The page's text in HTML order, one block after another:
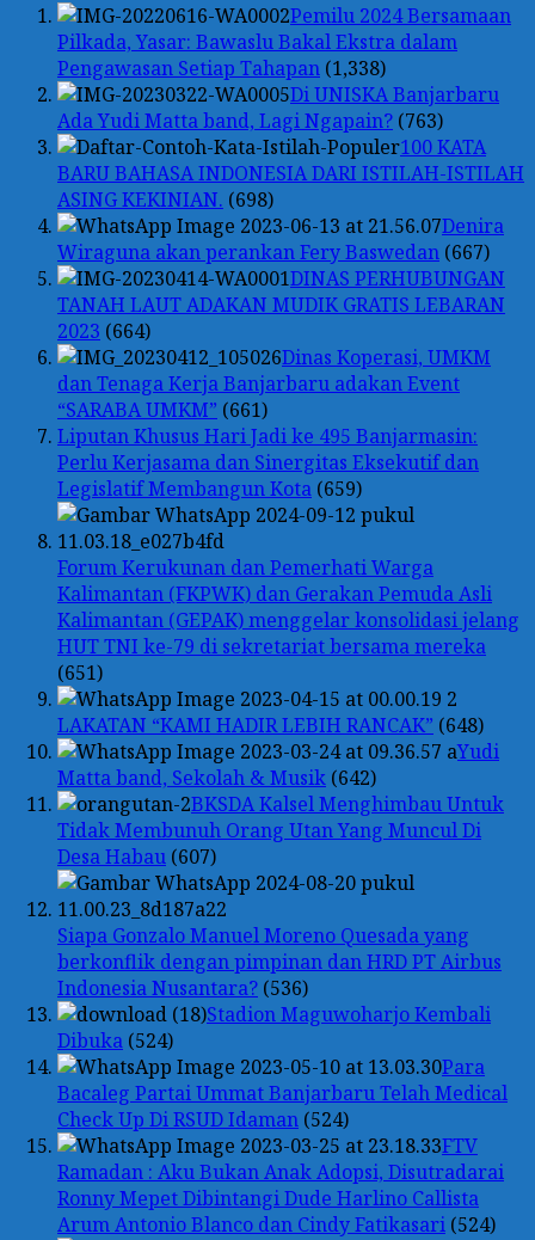
Pemilu 2024 Bersamaan
Pilkada, Yasar: Bawaslu Bakal Ekstra dalam
Pengawasan Setiap Tahapan (1,338)
Di UNISKA Banjarbaru
Ada Yudi Matta band, Lagi Ngapain? (763)
100 KATA
BARU BAHASA INDONESIA DARI ISTILAH-ISTILAH
ASING KEKINIAN. (698)
Denira
Wiraguna akan perankan Fery Baswedan (667)
DINAS PERHUBUNGAN
TANAH LAUT ADAKAN MUDIK GRATIS LEBARAN
2023 (664)
Dinas Koperasi, UMKM
dan Tenaga Kerja Banjarbaru adakan Event
“SARABA UMKM” (661)
Liputan Khusus Hari Jadi ke 495 Banjarmasin:
Perlu Kerjasama dan Sinergitas Eksekutif dan
Legislatif Membangun Kota (659)
Forum Kerukunan dan Pemerhati Warga
Kalimantan (FKPWK) dan Gerakan Pemuda Asli
Kalimantan (GEPAK) menggelar konsolidasi jelang
HUT TNI ke-79 di sekretariat bersama mereka
(651)
LAKATAN “KAMI HADIR LEBIH RANCAK” (648)
Yudi
Matta band, Sekolah & Musik (642)
BKSDA Kalsel Menghimbau Untuk
Tidak Membunuh Orang Utan Yang Muncul Di
Desa Habau (607)
Siapa Gonzalo Manuel Moreno Quesada yang
berkonflik dengan pimpinan dan HRD PT Airbus
Indonesia Nusantara? (536)
Stadion Maguwoharjo Kembali
Dibuka (524)
Para
Bacaleg Partai Ummat Banjarbaru Telah Medical
Check Up Di RSUD Idaman (524)
FTV
Ramadan : Aku Bukan Anak Adopsi, Disutradarai
Ronny Mepet Dibintangi Dude Harlino Callista
Arum Antonio Blanco dan Cindy Fatikasari (524)